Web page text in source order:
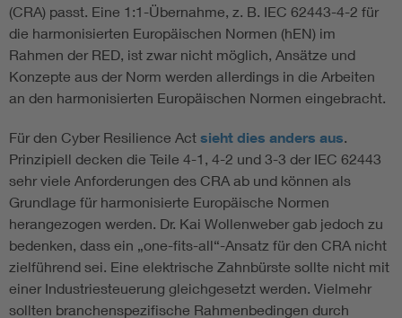
(CRA) passt. Eine 1:1-Übernahme, z. B. IEC 62443-4-2 für
die harmonisierten Europäischen Normen (hEN) im
Rahmen der RED, ist zwar nicht möglich, Ansätze und
Konzepte aus der Norm werden allerdings in die Arbeiten
an den harmonisierten Europäischen Normen eingebracht.
Für den Cyber Resilience Act sieht dies anders aus.
Prinzipiell decken die Teile 4-1, 4-2 und 3-3 der IEC 62443
sehr viele Anforderungen des CRA ab und können als
Grundlage für harmonisierte Europäische Normen
herangezogen werden. Dr. Kai Wollenweber gab jedoch zu
bedenken, dass ein „one-fits-all“-Ansatz für den CRA nicht
zielführend sei. Eine elektrische Zahnbürste sollte nicht mit
einer Industriesteuerung gleichgesetzt werden. Vielmehr
sollten branchenspezifische Rahmenbedingen durch